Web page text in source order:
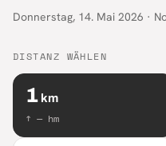
Donnerstag, 14. Mai 2026 ·
DISTANZ WÄHLEN
1 km
↑ —hm